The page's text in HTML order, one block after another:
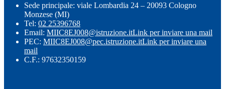
Sede principale: viale Lombardia 24 – 20093 Cologno
Monzese (MI)
Tel: 02 25396768
Email: MIIC8EJ008@istruzione.itLink per inviare una mail
PEC: MIIC8EJ008@pec.istruzione.itLink per inviare una
mail
C.F.: 97632350159